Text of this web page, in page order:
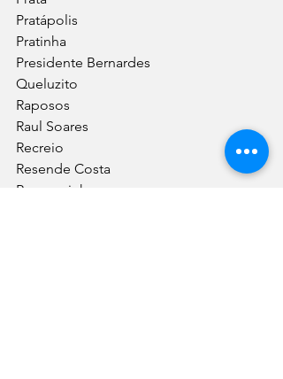
Pratápolis
Pratinha
Presidente Bernardes
Queluzito
Raposos
Raul Soares
Recreio
Resende Costa
Ressaquinha